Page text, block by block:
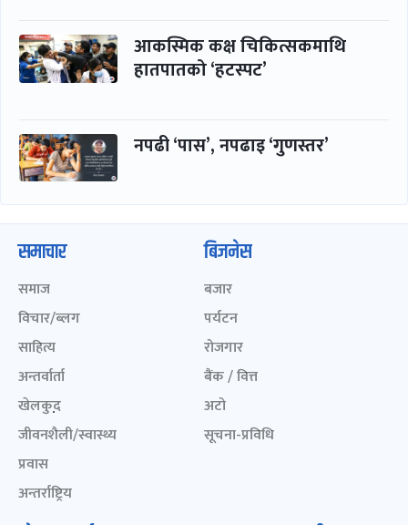
आकस्मिक कक्ष चिकित्सकमाथि
हातपातको ‘हटस्पट’
नपढी ‘पास’, नपढाइ ‘गुणस्तर’
समाचार
समाज
विचार/ब्लग
साहित्य
अन्तर्वार्ता
खेलकुद़़
जीवनशैली/स्वास्थ्य
प्रवास
अन्तर्राष्ट्रिय
बिजनेस
बजार
पर्यटन
रोजगार
बैंक / वित्त
अटो
सूचना-प्रविधि